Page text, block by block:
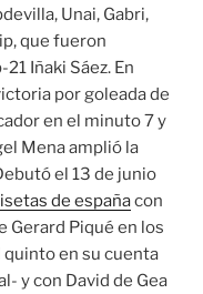
Unai, Gabri,
que fueron
Iñaki Sáez. En
por goleada de
en el minuto 7 y
Mena amplió la
el 13 de junio
de españacon
Gerard Piqué en los
en su cuenta
y con David de Gea